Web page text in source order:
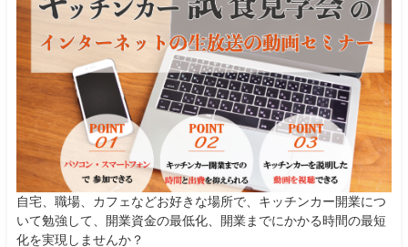
自宅、職場、カフェなどお好きな場所で、キッチンカー開業につ
いて勉強して、開業資金の最低化、開業までにかかる時間の最短
化を実現しませんか？